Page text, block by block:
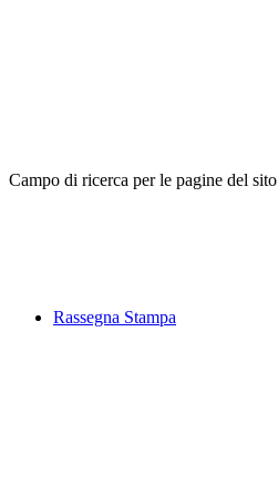
Campo di ricerca per le pagine del sito
Rassegna Stampa